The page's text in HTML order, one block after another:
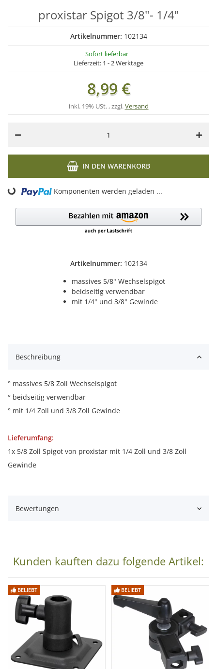
Artikelnummer: 102134
massives 5/8" Wechselspigot
beidseitig verwendbar
mit 1/4" und 3/8" Gewinde
proxistar Spigot 3/8"- 1/4"
Artikelnummer: 102134
Sofort lieferbar
Lieferzeit: 1 - 2 Werktage
8,99 €
inkl. 19% USt. , zzgl.Versand
IN DEN WARENKORB
Loading... Komponenten werden geladen ...
Beschreibung
° massives 5/8 Zoll Wechselspigot
° beidseitig verwendbar
° mit 1/4 Zoll und 3/8 Zoll Gewinde
Lieferumfang:
1x 5/8 Zoll Spigot von proxistar mit 1/4 Zoll und 3/8 Zoll
Gewinde
Bewertungen
Kunden kauften dazu folgende Artikel:
BELIEBT BELIEBT